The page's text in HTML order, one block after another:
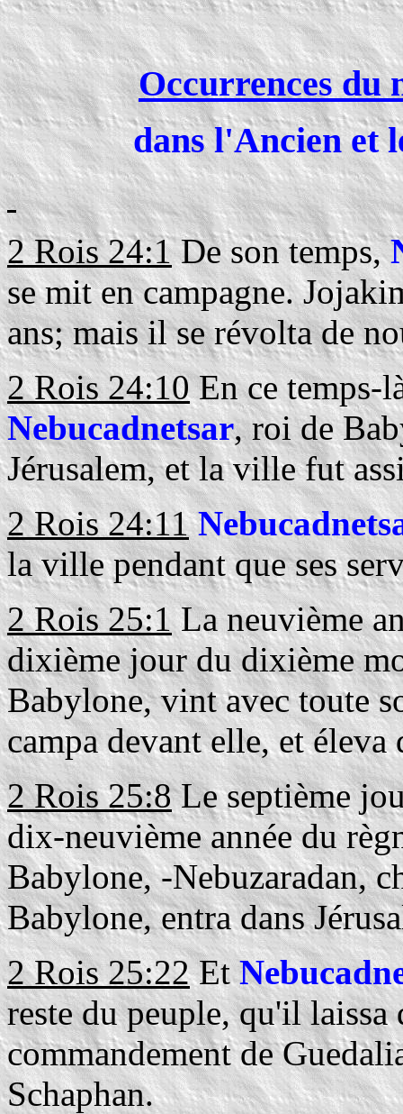
Occurrences du
dans l'Ancien et
2 Rois 24:1De son temps,
se mit en campagne.
ans; mais il se révolta de
2 Rois 24:10En ce temps-
Nebucadnetsar, roi de
Jérusalem, et la ville fut
2 Rois 24:11
la ville pendant que ses
2 Rois 25:1La neuvième
dixième jour du dixième
Babylone, vint avec toute
campa devant elle, et
2 Rois 25:8Le septième
dix-neuvième année du
Babylone, -Nebuzaradan,
Babylone, entra dans
2 Rois 25:22Et
reste du peuple, qu'il laissa
commandement de
Schaphan.